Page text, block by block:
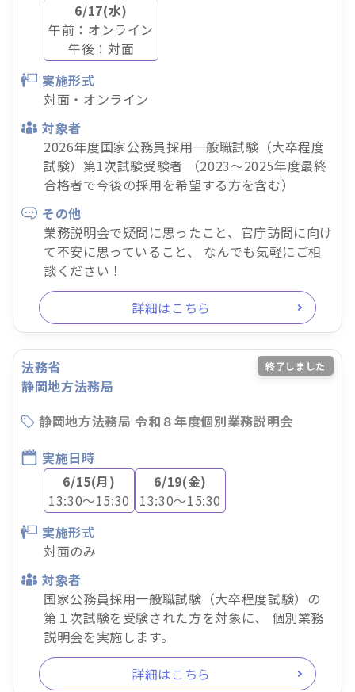
詳細はこちら
6/17(水)
午前：オンライン
午後：対面
実施形式
対面・オンライン
対象者
2026年度国家公務員採用一般職試験（大卒程度
試験）第1次試験受験者 （2023～2025年度最終
合格者で今後の採用を希望する方を含む）
その他
業務説明会で疑問に思ったこと、官庁訪問に向け
て不安に思っていること、 なんでも気軽にご相
談ください！
法務省
静岡地方法務局
静岡地方法務局 令和８年度個別業務説明会
詳細はこちら
実施日時
6/15(月)
13:30～15:30
6/19(金)
13:30～15:30
実施形式
対面のみ
対象者
国家公務員採用一般職試験（大卒程度試験）の
第１次試験を受験された方を対象に、 個別業務
説明会を実施します。
終了しました